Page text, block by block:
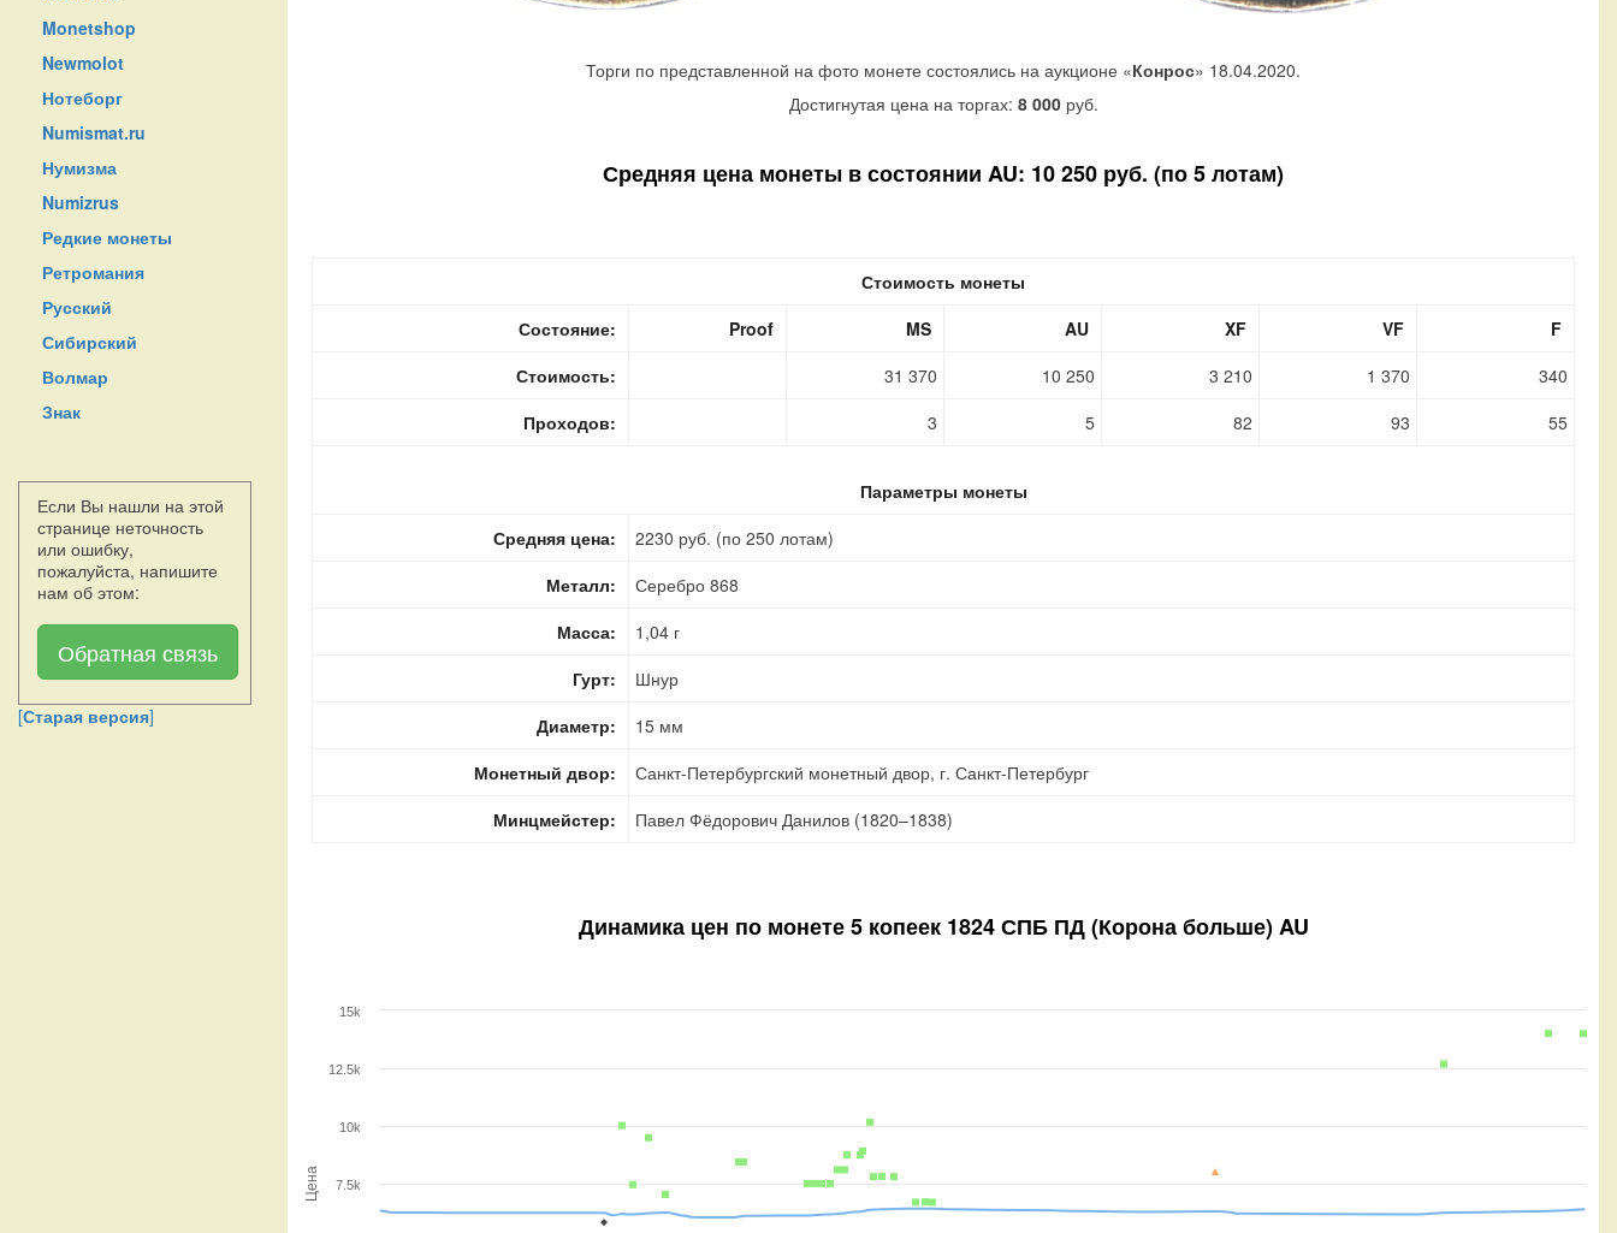
Monetshop
Newmolot
Нотеборг
Numismat.ru
Нумизма
Numizrus
Редкие монеты
Ретромания
Русский
Сибирский
Волмар
Знак
Если Вы нашли на этой
странице неточность
или ошибку,
пожалуйста, напишите
нам об этом:
Обратная связь
[Старая версия]
Торги по представленной на фото монете состоялись на аукционе «Конрос» 18.04.2020.
Достигнутая цена на торгах: 8 000руб.
Средняя цена монеты в состоянии AU: 10 250 руб. (по 5 лотам)
Стоимость монеты
Состояние:
Proof MS AU XF VF
F
Стоимость:
31 370 10 250 3 210 1 370
340
Проходов:
3 5 82 93 55
Параметры монеты
Средняя цена:
2230 руб. (по 250 лотам)
Металл:
Серебро 868
Масса:
1,04 г
Гурт:
Шнур
Диаметр:
15 мм
Монетный двор:
Санкт-Петербургский монетный двор, г. Санкт-Петербург
Минцмейстер:
Павел Фёдорович Данилов (1820–1838)
Динамика цен по монете5 копеек 1824 СПБ ПД (Корона больше) AU
Цена 7.5k
10k
12.5k
15k